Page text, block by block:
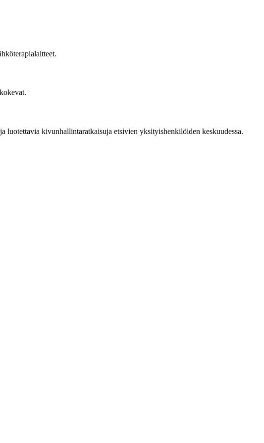
luotettavia kivunhallintaratkaisuja etsivien yksityishenkilöiden keskuudessa.